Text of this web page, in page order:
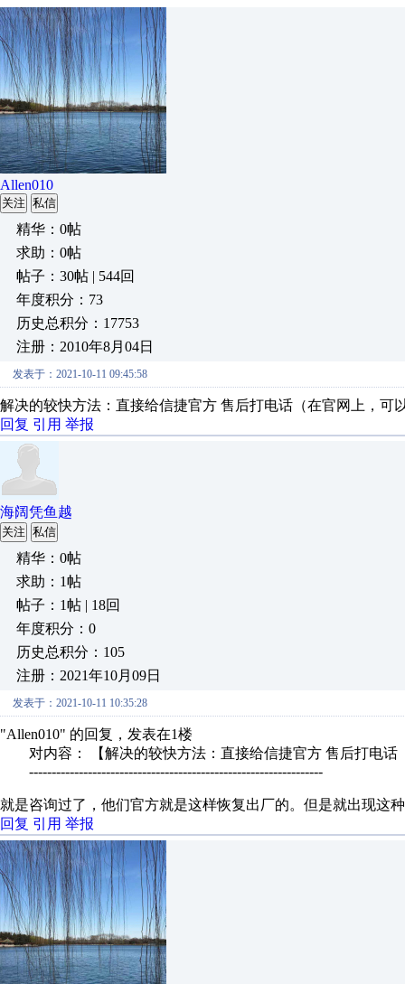
Allen010
关注 私信
精华：0帖
求助：0帖
帖子：30帖 | 544回
年度积分：73
历史总积分：17753
注册：2010年8月04日
发表于：2021-10-11 09:45:58
解决的较快方法：直接给信捷官方 售后打电话（在官网上，可
回复 引用 举报
海阔凭鱼越
关注 私信
精华：0帖
求助：1帖
帖子：1帖 | 18回
年度积分：0
历史总积分：105
注册：2021年10月09日
发表于：2021-10-11 10:35:28
"Allen010" 的回复，发表在1楼
对内容： 【解决的较快方法：直接给信捷官方 售后打电话
-----------------------------------------------------------------
就是咨询过了，他们官方就是这样恢复出厂的。但是就出现这
回复 引用 举报